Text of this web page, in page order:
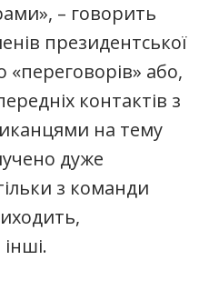
– говорить
президентської
«переговорів» або,
контактів з
на тему
дуже
з команди